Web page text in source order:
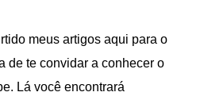
meus artigos aqui para o
de te convidar a conhecer o
Lá você encontrará